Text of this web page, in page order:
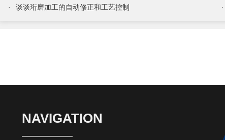
· 谈谈珩磨加工的自动修正和工艺控制 ·
NAVIGATION